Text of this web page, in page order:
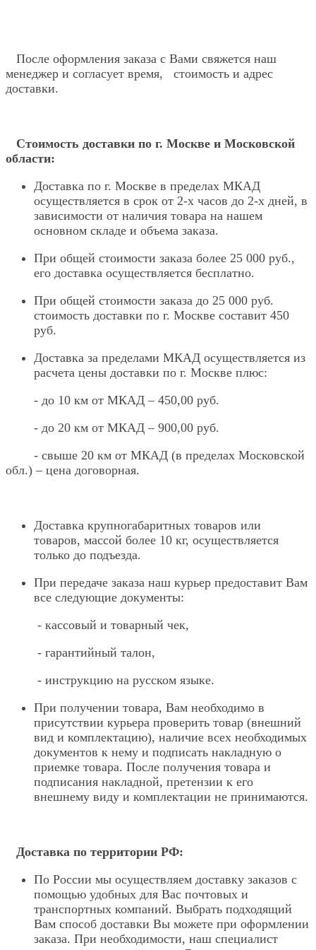
После оформления заказа с Вами свяжется наш
менеджер и согласует время, стоимость и адрес
доставки.
Стоимость доставки по г. Москве и Московской
области:
Доставка по г. Москве в пределах МКАД
осуществляется в срок от 2-х часов до 2-х дней, в
зависимости от наличия товара на нашем
основном складе и объема заказа.
При общей стоимости заказа более 25 000 руб.,
его доставка осуществляется бесплатно.
При общей стоимости заказа до 25 000 руб.
стоимость доставки по г. Москве составит 450
руб.
Доставка за пределами МКАД осуществляется из
расчета цены доставки по г. Москве плюс:
- до 10 км от МКАД – 450,00 руб.
- до 20 км от МКАД – 900,00 руб.
- свыше 20 км от МКАД (в пределах Московской
обл.) – цена договорная.
Доставка крупногабаритных товаров или
товаров, массой более 10 кг, осуществляется
только до подъезда.
При передаче заказа наш курьер предоставит Вам
все следующие документы:
- кассовый и товарный чек,
- гарантийный талон,
- инструкцию на русском языке.
При получении товара, Вам необходимо в
присутствии курьера проверить товар (внешний
вид и комплектацию), наличие всех необходимых
документов к нему и подписать накладную о
приемке товара. После получения товара и
подписания накладной, претензии к его
внешнему виду и комплектации не принимаются.
Доставка по территории РФ:
По России мы осуществляем доставку заказов с
помощью удобных для Вас почтовых и
транспортных компаний. Выбрать подходящий
Вам способ доставки Вы можете при оформлении
заказа. При необходимости, наш специалист